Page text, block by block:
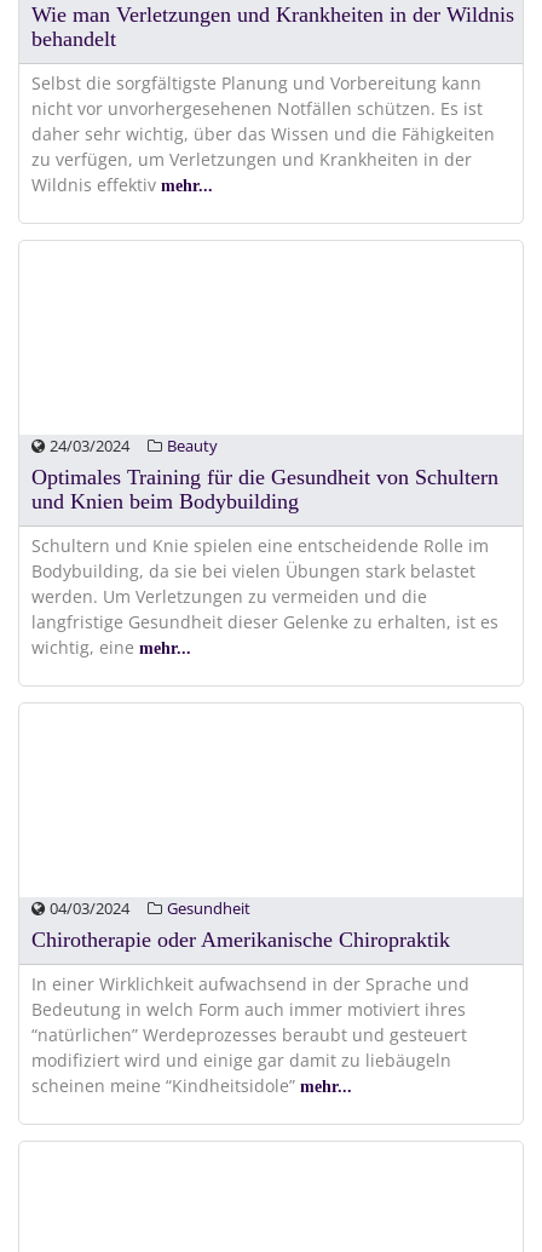
Wie man Verletzungen und Krankheiten in der Wildnis
behandelt
Selbst die sorgfältigste Planung und Vorbereitung kann
nicht vor unvorhergesehenen Notfällen schützen. Es ist
daher sehr wichtig, über das Wissen und die Fähigkeiten
zu verfügen, um Verletzungen und Krankheiten in der
Wildnis effektiv mehr...
24/03/2024 Beauty
Optimales Training für die Gesundheit von Schultern
und Knien beim Bodybuilding
Schultern und Knie spielen eine entscheidende Rolle im
Bodybuilding, da sie bei vielen Übungen stark belastet
werden. Um Verletzungen zu vermeiden und die
langfristige Gesundheit dieser Gelenke zu erhalten, ist es
wichtig, eine mehr...
04/03/2024 Gesundheit
Chirotherapie oder Amerikanische Chiropraktik
In einer Wirklichkeit aufwachsend in der Sprache und
Bedeutung in welch Form auch immer motiviert ihres
“natürlichen” Werdeprozesses beraubt und gesteuert
modifiziert wird und einige gar damit zu liebäugeln
scheinen meine “Kindheitsidole” mehr...